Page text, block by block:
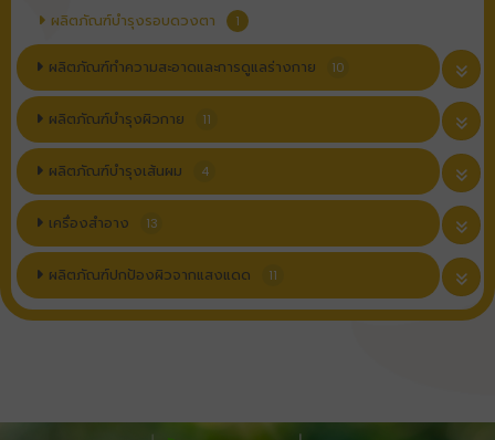
ผลิตภัณฑ์บำรุงรอบดวงตา 1
ผลิตภัณฑ์ทำความสะอาดและการดูแลร่างกาย 10
ผลิตภัณฑ์บำรุงผิวกาย 11
ผลิตภัณฑ์บำรุงเส้นผม 4
เครื่องสำอาง 13
ผลิตภัณฑ์ปกป้องผิวจากแสงแดด 11